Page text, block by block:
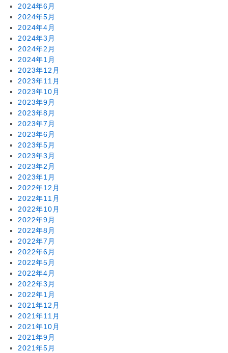
2024年6月
2024年5月
2024年4月
2024年3月
2024年2月
2024年1月
2023年12月
2023年11月
2023年10月
2023年9月
2023年8月
2023年7月
2023年6月
2023年5月
2023年3月
2023年2月
2023年1月
2022年12月
2022年11月
2022年10月
2022年9月
2022年8月
2022年7月
2022年6月
2022年5月
2022年4月
2022年3月
2022年1月
2021年12月
2021年11月
2021年10月
2021年9月
2021年5月